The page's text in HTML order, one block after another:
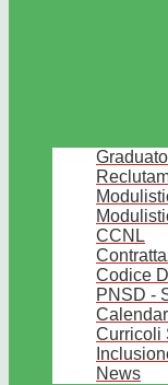
CCNL
Codice
PNSD -
Curricoli
News